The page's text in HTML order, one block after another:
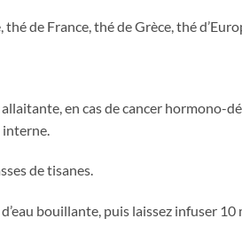
thé de France, thé de Grèce, thé
en cas de cancer hormono-
de tisanes.
bouillante, puis laissez infuser